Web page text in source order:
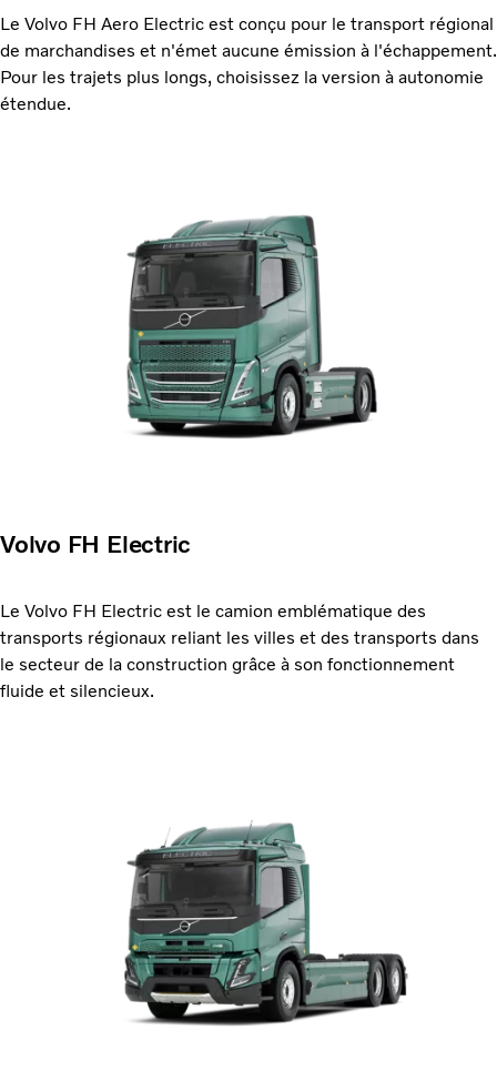
Le Volvo FH Aero Electric est conçu pour le transport régional
de marchandises et n'émet aucune émission à l'échappement.
Pour les trajets plus longs, choisissez la version à autonomie
étendue.
Volvo FH Electric
Le Volvo FH Electric est le camion emblématique des
transports régionaux reliant les villes et des transports dans
le secteur de la construction grâce à son fonctionnement
fluide et silencieux.